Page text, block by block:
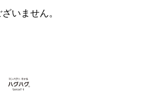
いません。